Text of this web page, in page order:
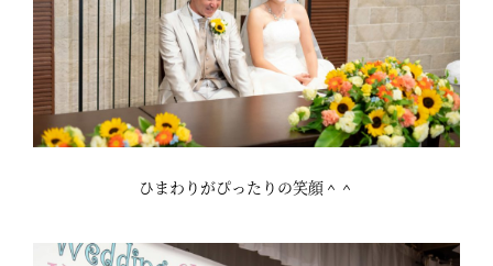
ひまわりがぴったりの笑顔＾＾